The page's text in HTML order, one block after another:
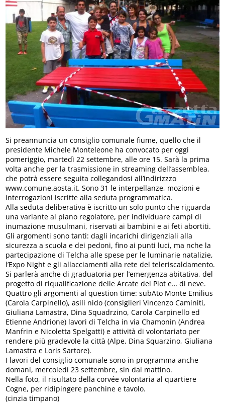
Si preannuncia un consiglio comunale fiume, quello che il
presidente Michele Monteleone ha convocato per oggi
pomeriggio, martedì 22 settembre, alle ore 15. Sarà la prima
volta anche per la trasmissione in streaming dell’assemblea,
che potrà essere seguita collegandosi all’indirizzzo
www.comune.aosta.it. Sono 31 le interpellanze, mozioni e
interrogazioni iscritte alla seduta programmatica.
Alla seduta deliberativa è iscritto un solo punto che riguarda
una variante al piano regolatore, per individuare campi di
inumazione musulmani, riservati ai bambini e ai feti abortiti.
Gli argomenti sono tanti: dagli incarichi dirigenziali alla
sicurezza a scuola e dei pedoni, fino ai punti luci, ma nche la
partecipazione di Telcha alle spese per le luminarie natalizie,
l’Expo Night e gli allacciamenti alla rete del teleriscaldamento.
Si parlerà anche di graduatoria per l’emergenza abitativa, del
progetto di riqualificazione delle Arcate del Plot e… di neve.
Quattro gli argomenti al question time: subAto Monte Emilius
(Carola Carpinello), asili nido (consiglieri Vincenzo Caminiti,
Giuliana Lamastra, Dina Squadrzino, Carola Carpinello ed
Etienne Andrione) lavori di Telcha in via Chamonin (Andrea
Manfrin e Nicoletta Spelgatti) e attività di volontariato per
rendere più gradevole la città (Alpe, Dina Squarzino, Giuliana
Lamastra e Loris Sartore).
I lavori del consiglio comunale sono in programma anche
domani, mercoledì 23 settembre, sin dal mattino.
Nella foto, il risultato della corvée volontaria al quartiere
Cogne, per ridipingere panchine e tavolo.
(cinzia timpano)